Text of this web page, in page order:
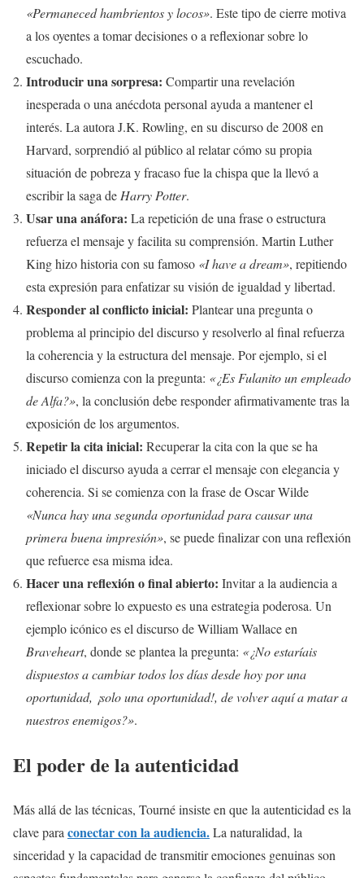
«Permaneced hambrientos y locos». Este tipo de cierre motiva
a los oyentes a tomar decisiones o a reflexionar sobre lo
escuchado.
Introducir una sorpresa: Compartir una revelación
inesperada o una anécdota personal ayuda a mantener el
interés. La autora J.K. Rowling, en su discurso de 2008 en
Harvard, sorprendió al público al relatar cómo su propia
situación de pobreza y fracaso fue la chispa que la llevó a
escribir la saga deHarry Potter.
Usar una anáfora: La repetición de una frase o estructura
refuerza el mensaje y facilita su comprensión. Martin Luther
King hizo historia con su famoso «I have a dream», repitiendo
esta expresión para enfatizar su visión de igualdad y libertad.
Responder al conflicto inicial: Plantear una pregunta o
problema al principio del discurso y resolverlo al final refuerza
la coherencia y la estructura del mensaje. Por ejemplo, si el
discurso comienza con la pregunta: «¿Es Fulanito un empleado
de Alfa?», la conclusión debe responder afirmativamente tras la
exposición de los argumentos.
Repetir la cita inicial: Recuperar la cita con la que se ha
iniciado el discurso ayuda a cerrar el mensaje con elegancia y
coherencia. Si se comienza con la frase de Oscar Wilde
«Nunca hay una segunda oportunidad para causar una
primera buena impresión», se puede finalizar con una reflexión
que refuerce esa misma idea.
Hacer una reflexión o final abierto: Invitar a la audiencia a
reflexionar sobre lo expuesto es una estrategia poderosa. Un
ejemplo icónico es el discurso de William Wallace en
Braveheart, donde se plantea la pregunta: «¿No estaríais
dispuestos a cambiar todos los días desde hoy por una
oportunidad, ¡solo una oportunidad!, de volver aquí a matar a
nuestros enemigos?».
El poder de la autenticidad
Más allá de las técnicas, Tourné insiste en que la autenticidad es la
clave paraconectar con la audiencia.La naturalidad, la
sinceridad y la capacidad de transmitir emociones genuinas son